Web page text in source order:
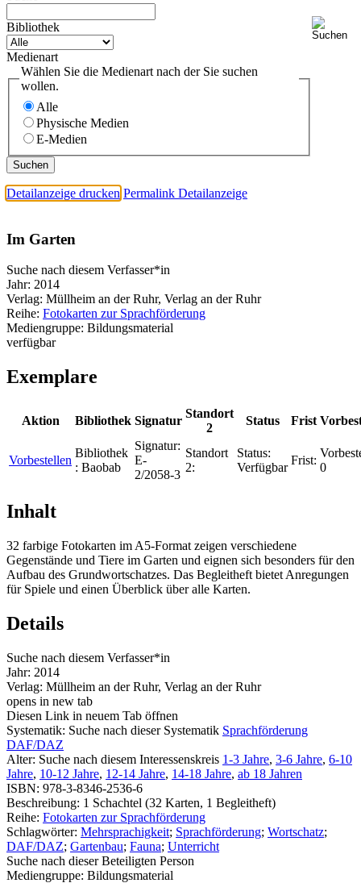
Bibliothek
Medienart
Wählen Sie die Medienart nach der Sie suchen
wollen.
Alle
Physische Medien
E-Medien
Detailanzeige drucken Permalink Detailanzeige
Im Garten
Suche nach diesem Verfasser*in
Jahr: 2014
Verlag: Müllheim an der Ruhr, Verlag an der Ruhr
Reihe: Fotokarten zur Sprachförderung
Mediengruppe: Bildungsmaterial
verfügbar
Exemplare
Aktion Bibliothek Signatur
Standort
2
Status Frist
Vorbestellen
Bibliothek
: Baobab
Signatur:
E-
2/2058-3
Standort
2:
Status:
Verfügbar
Frist:
0
Inhalt
32 farbige Fotokarten im A5-Format zeigen verschiedene
Gegenstände und Tiere im Garten und eignen sich besonders für den
Aufbau des Grundwortschatzes. Das Begleitheft bietet Anregungen
für Spiele und einen Überblick über alle Karten.
Details
Suche nach diesem Verfasser*in
Jahr: 2014
Verlag: Müllheim an der Ruhr, Verlag an der Ruhr
opens in new tab
Diesen Link in neuem Tab öffnen
Systematik: Suche nach dieser Systematik Sprachförderung
DAF/DAZ
Alter: Suche nach diesem Interessenskreis 1-3 Jahre, 3-6 Jahre, 6-10
Jahre, 10-12 Jahre, 12-14 Jahre, 14-18 Jahre, ab 18 Jahren
ISBN: 978-3-8346-2536-6
Beschreibung: 1 Schachtel (32 Karten, 1 Begleitheft)
Reihe: Fotokarten zur Sprachförderung
Schlagwörter: Mehrsprachigkeit; Sprachförderung; Wortschatz;
DAF/DAZ; Gartenbau; Fauna; Unterricht
Suche nach dieser Beteiligten Person
Mediengruppe: Bildungsmaterial